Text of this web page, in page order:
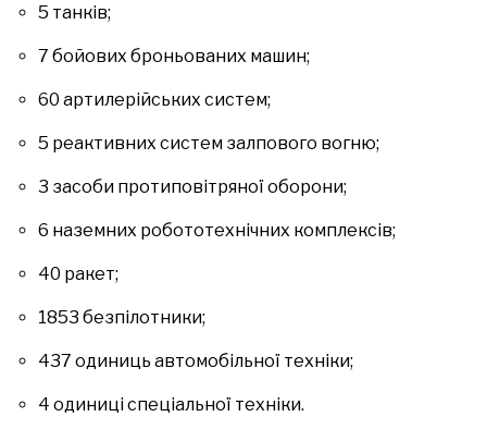
5 танків;
7 бойових броньованих машин;
60 артилерійських систем;
5 реактивних систем залпового вогню;
3 засоби протиповітряної оборони;
6 наземних робототехнічних комплексів;
40 ракет;
1853 безпілотники;
437 одиниць автомобільної техніки;
4 одиниці спеціальної техніки.